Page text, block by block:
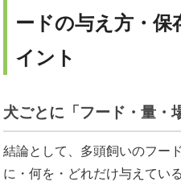
ードの与え方・保
イント
犬ごとに「フード・量・
結論として、多頭飼いのフー
に・何を・どれだけ与えてい